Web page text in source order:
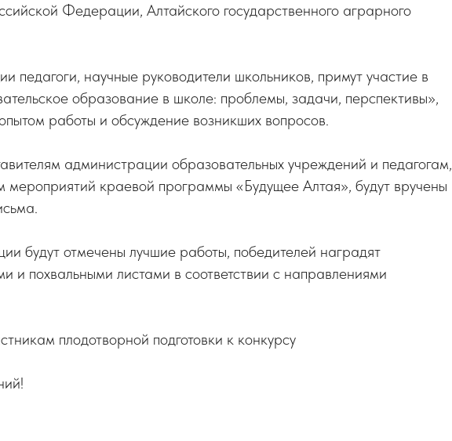
Федерации, Алтайского государственного аграрного
педагоги, научные руководители школьников, примут участие в
образование в школе: проблемы, задачи, перспективы»,
работы и обсуждение возникших вопросов.
администрации образовательных учреждений и педагогам,
мероприятий краевой программы «Будущее Алтая», будут вручены
будут отмечены лучшие работы, победителей наградят
и похвальными листами в соответствии с направлениями
плодотворной подготовки к конкурсу